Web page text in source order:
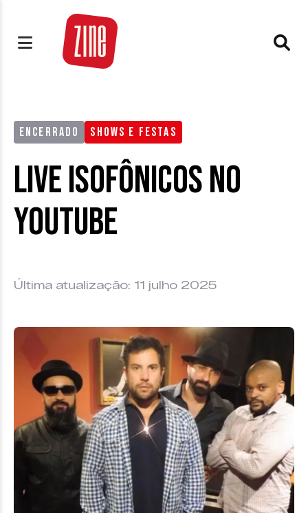
ENCERRADO SHOWS E FESTAS
Live Isofônicos no
Youtube
Última atualização: 11 julho 2025